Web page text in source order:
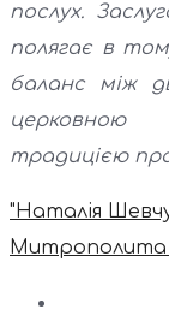
послух.
полягає в
баланс між
церковною
традицією
"Наталія
Митрополита